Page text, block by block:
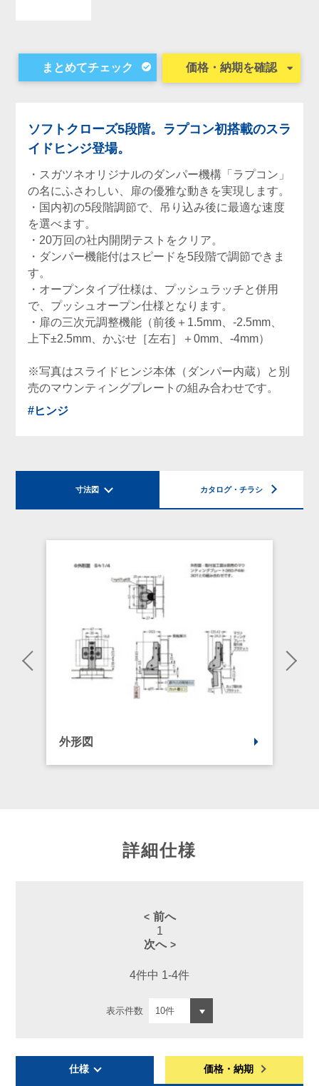
価格・納期を確認
ソフトクローズ5段階。ラプコン初搭載のスラ
イドヒンジ登場。
・スガツネオリジナルのダンパー機構「ラプコン」
の名にふさわしい、扉の優雅な動きを実現します。
・国内初の5段階調節で、吊り込み後に最適な速度
を選べます。
・20万回の社内開閉テストをクリア。
・ダンパー機能付はスピードを5段階で調節できま
す。
・オープンタイプ仕様は、プッシュラッチと併用
で、プッシュオープン仕様となります。
・扉の三次元調整機能（前後＋1.5mm、-2.5mm、
上下±2.5mm、かぶせ［左右］＋0mm、-4mm）
※写真はスライドヒンジ本体（ダンパー内蔵）と別
売のマウンティングプレートの組み合わせです。
#ヒンジ
寸法図 カタログ・チラシ
外形図
詳細仕様
前へ
1
次へ
4件中 1-4件
表示件数
仕様 価格・納期